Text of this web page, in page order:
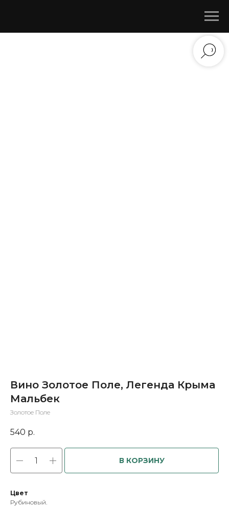
Вино Золотое Поле, Легенда Крыма
Мальбек
Золотое Поле
540 р.
В КОРЗИНУ
Цвет
Рубиновый.